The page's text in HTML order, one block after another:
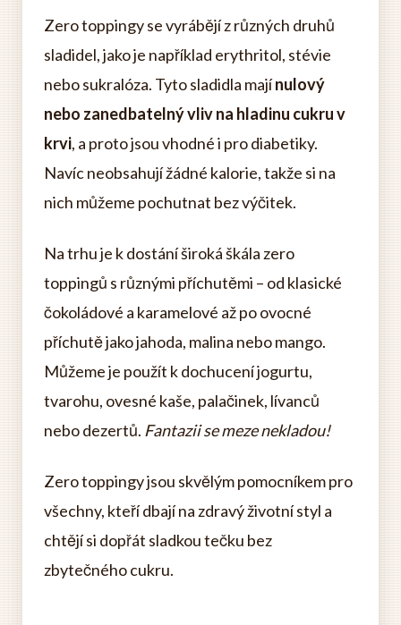
Zero toppingy se vyrábějí z různých druhů
sladidel, jako je například erythritol, stévie
nebo sukralóza. Tyto sladidla majínulový
nebo zanedbatelný vliv na hladinu cukru v
krvi, a proto jsou vhodné i pro diabetiky.
Navíc neobsahují žádné kalorie, takže si na
nich můžeme pochutnat bez výčitek.
Na trhu je k dostání široká škála zero
toppingů s různými příchutěmi – od klasické
čokoládové a karamelové až po ovocné
příchutě jako jahoda, malina nebo mango.
Můžeme je použít k dochucení jogurtu,
tvarohu, ovesné kaše, palačinek, lívanců
nebo dezertů. Fantazii se meze nekladou!
Zero toppingy jsou skvělým pomocníkem pro
všechny, kteří dbají na zdravý životní styl a
chtějí si dopřát sladkou tečku bez
zbytečného cukru.